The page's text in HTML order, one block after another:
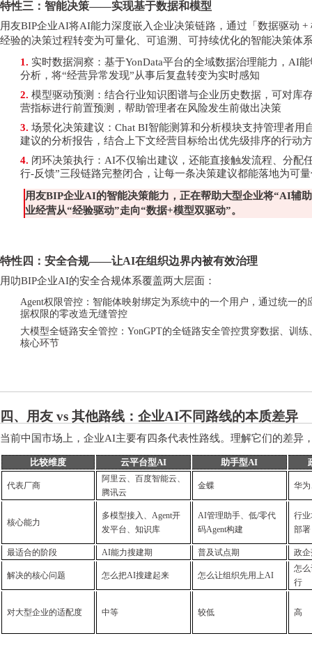
特性三：智能决策——实现基于数据和模型
用友BIP企业AI将AI能力深度嵌入企业决策链路，通过「数据驱动
经验的决策过程转变为可量化、可追溯、可持续优化的智能决策体
1. 实时数据洞察：基于YonData平台的全域数据治理能力，AI
分析，将“经营异常发现”从事后复盘转变为实时感知
2. 模型驱动预测：结合行业知识图谱与企业历史数据，可对库
营指标进行前置预测，帮助管理者在风险发生前做出决策
3. 场景化决策建议： Chat BI智能测算和分析模块支持管理者
建议的分析报告，结合上下文经营目标给出优先级排序的行动
4. 闭环决策执行： AI不仅输出建议，还能直接触发流程、分配
行-反馈”三段链路完整闭合，让每一条决策建议都能落地为可
用友BIP企业AI的智能决策能力，正在帮助大型企业将“AI辅
业经营从“经验驱动”走向“数据+模型双驱动”。
特性四：安全合规——让AI在组织边界内被有效治理
用叻BIP企业AI的安全合规体系覆盖两大层面：
Agent权限管控：智能体映射绑定为系统中的一个用户，通过统一
据权限的零改造无缝管控
大模型全链路安全管控： YonGPT的全链路安全管控贯穿数据、训
核心环节
四、用友 vs 其他路线：企业AI不同路线的本质差异
当前中国市场上，企业AI主要有四条代表性路线。理解它们的差异
比较维度 云平台型AI 助手型AI
代表厂商
阿里云、百度智能云、
腾讯云
金蝶 华
核心能力
多模型接入、 Agent开
发平台、知识库
AI管理助手、低/零代
码Agent构建
行
部署
最适合的阶段 AI能力搜建期 普及试点期 政
解决的核心问题 怎么把AI搜建起来 怎么让组织先用上AI
怎
行
对大型企业的适配度 中等 较低 高